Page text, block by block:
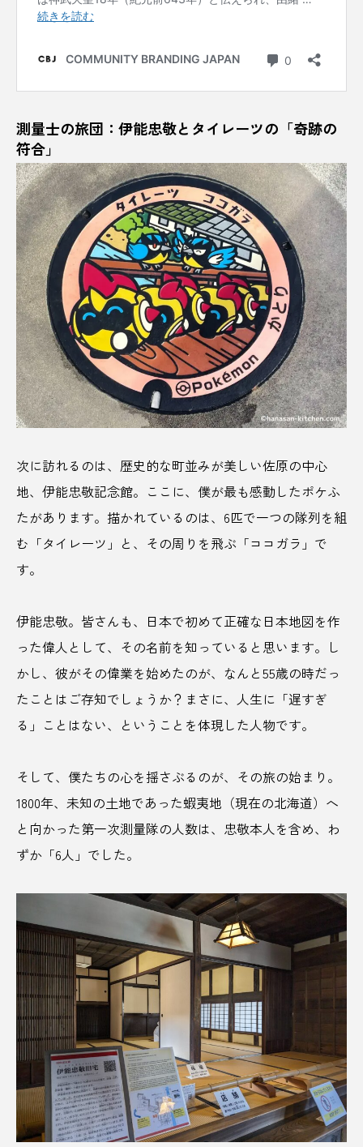
吉田松陰 名産 和傘 和歌山
喫茶
団子 図書館 国営ひたちなか海浜公園
土用の丑の日 地元で人気 地域
地域おこし協力隊 地域とキャリア
地域の違い 地域創生 地域活性
地域産業 地域経済創発 地域観光
地域課題 地域貢献 地域起業 地方
地方創生 地獄のぞき 地球温暖化
地産地消 地酒 坂本龍馬 城
埼玉県 壱岐島 夏 夏ツイーツ
夏バテ 夏フェス 夏休み 夏祭り
夕張郡
大内宿 大栄西瓜 大正ロマン
大沢温泉 大涌谷 大磯町 大金持
大阪 大阪万博 大阪歴史博物館
天然氷 天神祭 奥日光 妙高
季節 季節のお酒 季節のレシピ
学校給食 宇和島 宇和島城 宇和島市
宇部市 宇野港
宮城県 宮沢賢治 害獣
害獣駆除 富士山 富士市 富山県
寒天 寺 対策
尊徳夏祭り 小学館 少子高齢化
居酒屋 山口県 山形 山形市
山形県 山梨県 山水閣 山田農園
測量士の旅団：伊能忠敬とタイレーツの「奇跡の
符合」
次に訪れるのは、歴史的な町並みが美しい佐原の中心
地、伊能忠敬記念館。ここに、僕が最も感動したポケふ
たがあります。描かれているのは、6匹で一つの隊列を組
む「タイレーツ」と、その周りを飛ぶ「ココガラ」で
す。
伊能忠敬。皆さんも、日本で初めて正確な日本地図を作
った偉人として、その名前を知っていると思います。し
かし、彼がその偉業を始めたのが、なんと55歳の時だっ
たことはご存知でしょうか？まさに、人生に「遅すぎ
る」ことはない、ということを体現した人物です。
そして、僕たちの心を揺さぶるのが、その旅の始まり。
1800年、未知の土地であった蝦夷地（現在の北海道）へ
と向かった第一次測量隊の人数は、忠敬本人を含め、わ
ずか「6人」でした。